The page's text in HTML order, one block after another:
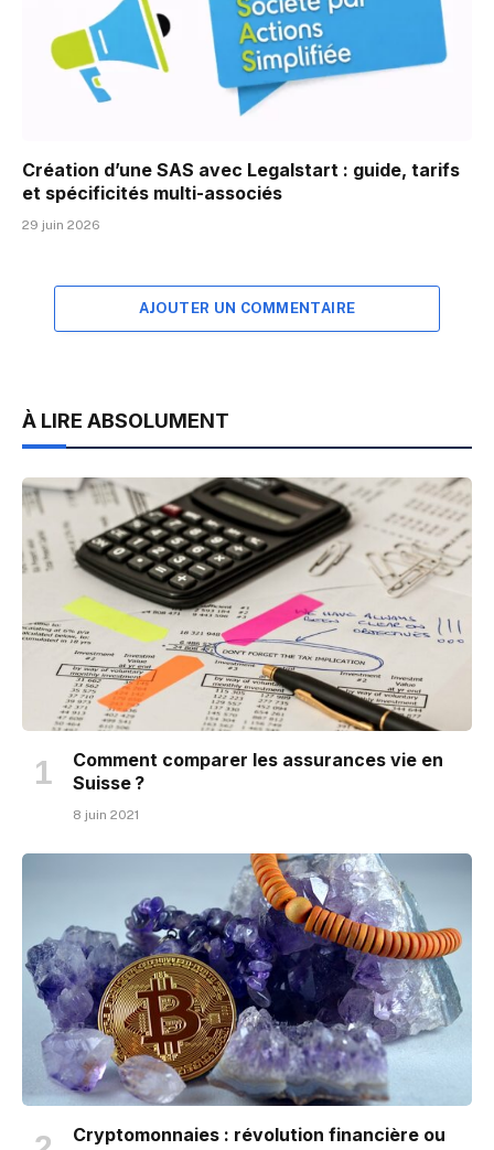
Création d’une SAS avec Legalstart : guide, tarifs
et spécificités multi-associés
29 juin 2026
AJOUTER UN COMMENTAIRE
À LIRE ABSOLUMENT
Comment comparer les assurances vie en
Suisse ?
8 juin 2021
Cryptomonnaies : révolution financière ou